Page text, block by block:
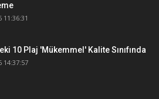
11:36:31
10 Plaj 'Mükemmel' Kalite Sınıfında
14:37:57